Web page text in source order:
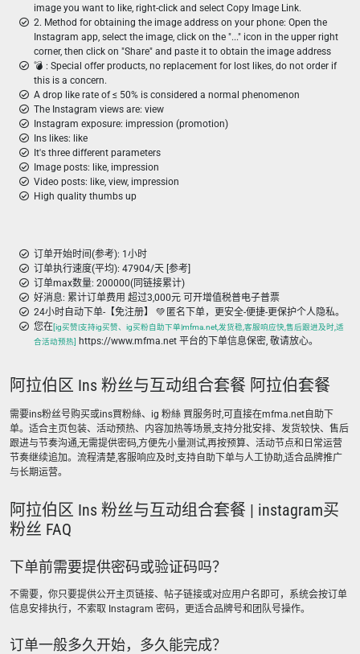
image you want to like, right-click and select Copy Image Link.
2. Method for obtaining the image address on your phone: Open the
Instagram app, select the image, click on the "..." icon in the upper right
corner, then click on "Share" and paste it to obtain the image address
💣 ︎: Special offer products, no replacement for lost likes, do not order if
this is a concern.
A drop like rate of ≤ 50% is considered a normal phenomenon
The Instagram views are: view
Instagram exposure: impression (promotion)
Ins likes: like
It's three different parameters
Image posts: like, impression
Video posts: like, view, impression
High quality thumbs up
订单开始时间(参考): 1小时
订单执行速度(平均): 47904/天 [参考]
订单max数量: 200000(同链接累计)
好消息: 累计订单费用 超过3,000元 可开增值税普电子普票
24小时自动下单-【免注册】 💚 匿名下单，更安全-便捷-更保护个人隐私。
您在[ig买赞|支持ig买赞、ig买粉自助下单|mfma.net,发货稳,客服响应快,售后跟进及时,适
合活动预热]
https://www.mfma.net 平台的下单信息保密, 敬请放心。
阿拉伯区 Ins 粉丝与互动组合套餐 阿拉伯套餐
需要ins粉丝号购买或ins買粉絲、ig 粉絲 買服务时,可直接在mfma.net自助下
单。适合主页包装、活动预热、内容加热等场景,支持分批安排、发货较快、售后
跟进与节奏沟通,无需提供密码,方便先小量测试,再按预算、活动节点和日常运营
节奏继续追加。流程清楚,客服响应及时,支持自助下单与人工协助,适合品牌推广
与长期运营。
阿拉伯区 Ins 粉丝与互动组合套餐 | instagram买
粉丝 FAQ
下单前需要提供密码或验证码吗？
不需要，你只要提供公开主页链接、帖子链接或对应用户名即可，系统会按订单
信息安排执行，不索取 Instagram 密码，更适合品牌号和团队号操作。
订单一般多久开始，多久能完成？